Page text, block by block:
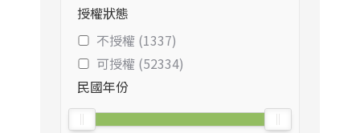
授權狀態
不授權 (1337)
可授權 (52334)
民國年份